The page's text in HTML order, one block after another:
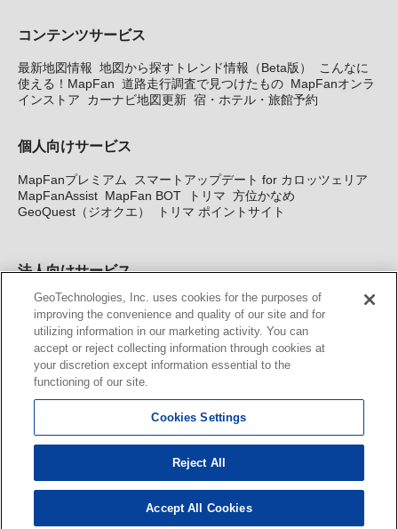
コンテンツサービス
最新地図情報 地図から探すトレンド情報（Beta版）
こんなに
使える！MapFan 道路走行調査で見つけたもの MapFanオンラ
インストア
カーナビ地図更新 宿・ホテル・旅館予約
個人向けサービス
MapFanプレミアム
スマートアップデート for カロッツェリア
MapFanAssist MapFan BOT トリマ 方位かなめ
GeoQuest（ジオクエ）
トリマ ポイントサイト
法人向けサービス
法人向け地図・位置情報サービス WEBサイト・システム向け地
図API Windows PC向け地図開発キット MapFan DB 住所確認
サービス
MAP WORLD+ トリマ広告 Geo-Research
カーナビ地図更新サービス
MapFan スマートメンバーズ カロッツェリア地図割プラス
KENWOOD MapFan Club
© GeoTechnologies, Inc.
GeoTechnologies, Inc. uses cookies for the purposes of
improving the convenience and quality of our site and for
utilizing information in our marketing activity. You can
accept or reject collecting information through cookies at
your discretion except information essential to the
functioning of our site.
Cookies Settings
Reject All
Accept All Cookies